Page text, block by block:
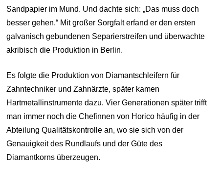
Sandpapier im Mund. Und dachte sich: „Das muss doch
besser gehen.“ Mit großer Sorgfalt erfand er den ersten
galvanisch gebundenen Separierstreifen und überwachte
akribisch die Produktion in Berlin.
Es folgte die Produktion von Diamantschleifern für
Zahntechniker und Zahnärzte, später kamen
Hartmetallinstrumente dazu. Vier Generationen später trifft
man immer noch die Chefinnen von Horico häufig in der
Abteilung Qualitätskontrolle an, wo sie sich von der
Genauigkeit des Rundlaufs und der Güte des
Diamantkorns überzeugen.